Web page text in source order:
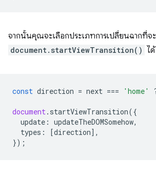
จากนั้นคุณจะเลือกประเภทการเปลี่ยนฉากที่จะ
document.startViewTransition() ได้
const direction = next === 'home'
document. startViewTransition({
update : updateTheDOMSomehow,
types : [direction],
});